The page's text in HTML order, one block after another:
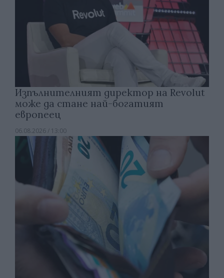
Изпълнителният директор на Revolut
може да стане най-богатият
европеец
06.08.2026 / 13:00